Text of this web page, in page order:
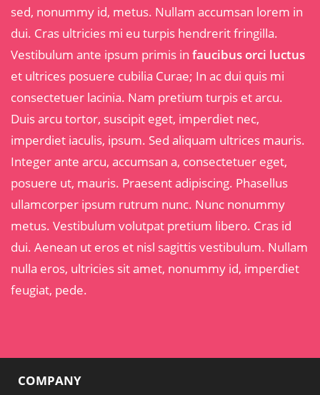
sed, nonummy id, metus. Nullam accumsan lorem in
dui. Cras ultricies mi eu turpis hendrerit fringilla.
Vestibulum ante ipsum primis in faucibus orci luctus
et ultrices posuere cubilia Curae; In ac dui quis mi
consectetuer lacinia. Nam pretium turpis et arcu.
Duis arcu tortor, suscipit eget, imperdiet nec,
imperdiet iaculis, ipsum. Sed aliquam ultrices mauris.
Integer ante arcu, accumsan a, consectetuer eget,
posuere ut, mauris. Praesent adipiscing. Phasellus
ullamcorper ipsum rutrum nunc. Nunc nonummy
metus. Vestibulum volutpat pretium libero. Cras id
dui. Aenean ut eros et nisl sagittis vestibulum. Nullam
nulla eros, ultricies sit amet, nonummy id, imperdiet
feugiat, pede.
COMPANY